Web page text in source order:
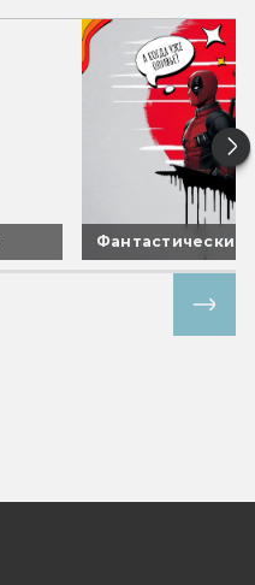
Фантастические